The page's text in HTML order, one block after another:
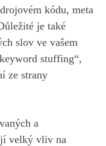
kódu, meta
je také
slov ve vašem
stuffing“,
ze strany
a
velký vliv na